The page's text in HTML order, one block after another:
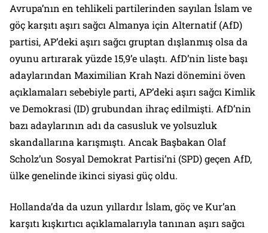
Avrupa’nın en tehlikeli partilerinden sayılan İslam ve
göç karşıtı aşırı sağcı Almanya için Alternatif (AfD)
partisi, AP’deki aşırı sağcı gruptan dışlanmış olsa da
oyunu artırarak yüzde 15,9’e ulaştı. AfD’nin liste başı
adaylarından Maximilian Krah Nazi dönemini öven
açıklamaları sebebiyle parti, AP’deki aşırı sağcı Kimlik
ve Demokrasi (ID) grubundan ihraç edilmişti. AfD’nin
bazı adaylarının adı da casusluk ve yolsuzluk
skandallarına karışmıştı. Ancak Başbakan Olaf
Scholz’un Sosyal Demokrat Partisi’ni (SPD) geçen AfD,
ülke genelinde ikinci siyasi güç oldu.
Hollanda’da da uzun yıllardır İslam, göç ve Kur’an
karşıtı kışkırtıcı açıklamalarıyla tanınan aşırı sağcı